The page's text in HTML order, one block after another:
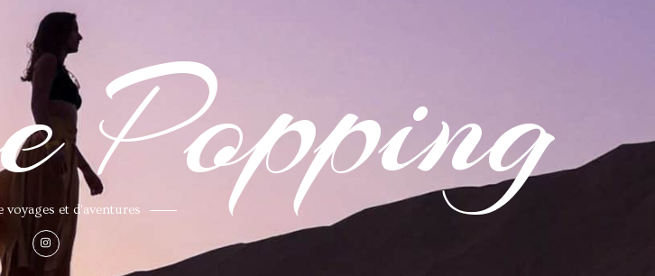
voyages et d'aventures